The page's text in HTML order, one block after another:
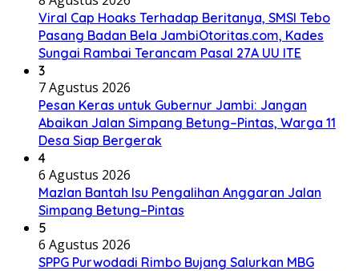
Viral Cap Hoaks Terhadap Beritanya, SMSI Tebo
Pasang Badan Bela JambiOtoritas.com, Kades
Sungai Rambai Terancam Pasal 27A UU ITE
3
7 Agustus 2026
Pesan Keras untuk Gubernur Jambi: Jangan
Abaikan Jalan Simpang Betung–Pintas, Warga 11
Desa Siap Bergerak
4
6 Agustus 2026
Mazlan Bantah Isu Pengalihan Anggaran Jalan
Simpang Betung–Pintas
5
6 Agustus 2026
SPPG Purwodadi Rimbo Bujang Salurkan MBG